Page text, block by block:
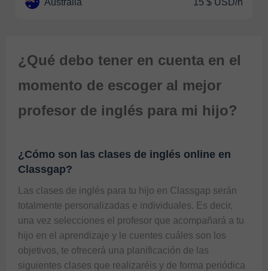
Australia 15 $ USD/h
¿Qué debo tener en cuenta en el
momento de escoger al mejor
profesor de inglés para mi hijo?
¿Cómo son las clases de inglés online en
Classgap?
Las clases de inglés para tu hijo en Classgap serán
totalmente personalizadas e individuales. Es decir,
una vez selecciones el profesor que acompañará a tu
hijo en el aprendizaje y le cuentes cuáles son los
objetivos, te ofrecerá una planificación de las
siguientes clases que realizaréis y de forma periódica